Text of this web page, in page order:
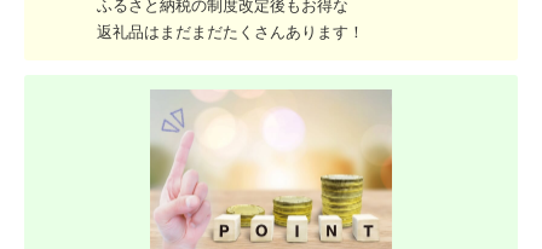
ふるさと納税の制度改定後もお得な
返礼品はまだまだたくさんあります！